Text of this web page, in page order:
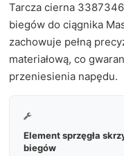
Tarcza cierna
biegów do ciągnika
zachowuje pełną
materiałową, co
przeniesienia napędu.

Element sprzęgła
biegów